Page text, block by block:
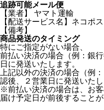
追跡可能メール便
【業者】 ヤマト運輸
【配送サービス名】ネコポス
【備考】
商品発送のタイミング
特にご指定がない場合、
前払い決済の場合（例：銀
日に発送いたします。
上記以外の決済の場合（
認後、２営業日に発送いたし
※前払い決済の場合は、お
届け予定日が前後することが